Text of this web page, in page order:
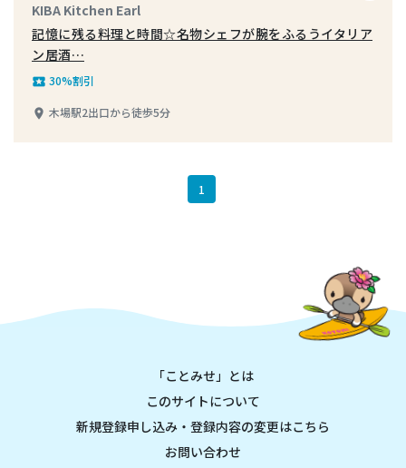
KIBA Kitchen Earl
記憶に残る料理と時間☆名物シェフが腕をふるうイタリア
ン居酒…
local_play 30%割引
place 木場駅2出口から徒歩5分
1
「ことみせ」とは
このサイトについて
新規登録申し込み・登録内容の変更はこちら
お問い合わせ